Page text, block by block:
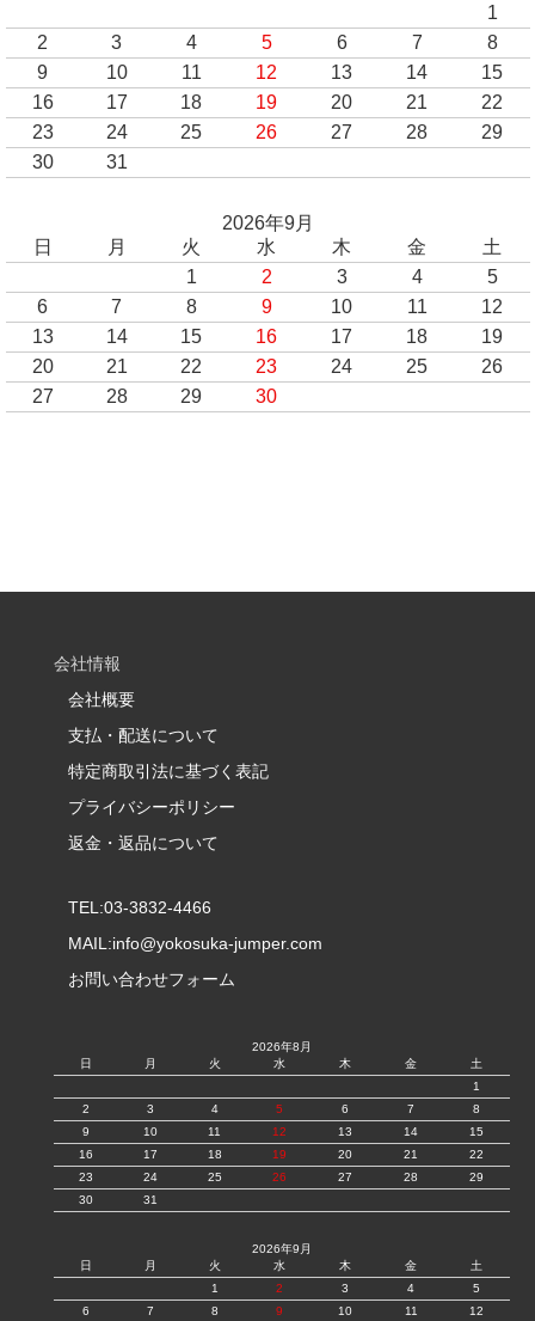
1
2
3 4 5 6 7
8
9
10 11 12 13 14
15
16
17 18 19 20 21
22
23
24 25 26 27 28
29
30
31
2026年9月
日
月 火 水 木 金
土
1
2 3 4
5
6
7 8 9 10 11
12
13
14 15 16 17 18
19
20
21 22 23 24 25
26
27
28 29 30
会社情報
会社概要
支払・配送について
特定商取引法に基づく表記
プライバシーポリシー
返金・返品について
TEL:03-3832-4466
MAIL:info@yokosuka-jumper.com
お問い合わせフォーム
2026年8月
日
月 火 水 木 金
土
1
2
3 4 5 6 7
8
9
10 11 12 13 14
15
16
17 18 19 20 21
22
23
24 25 26 27 28
29
30
31
2026年9月
日
月 火 水 木 金
土
1
2 3 4
5
6
7 8 9 10 11 12